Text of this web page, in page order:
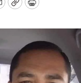
CopyPrint